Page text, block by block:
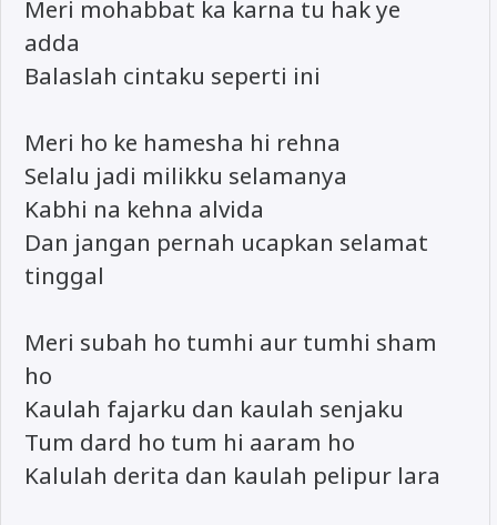
Meri mohabbat ka karna tu hak ye
adda
Balaslah cintaku seperti ini
Meri ho ke hamesha hi rehna
Selalu jadi milikku selamanya
Kabhi na kehna alvida
Dan jangan pernah ucapkan selamat
tinggal
Meri subah ho tumhi aur tumhi sham
ho
Kaulah fajarku dan kaulah senjaku
Tum dard ho tum hi aaram ho
Kalulah derita dan kaulah pelipur lara